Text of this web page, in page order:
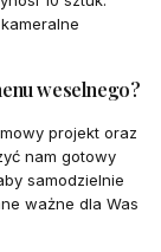
weselnego?
projekt oraz
nam gotowy
samodzielnie
ważne dla Was